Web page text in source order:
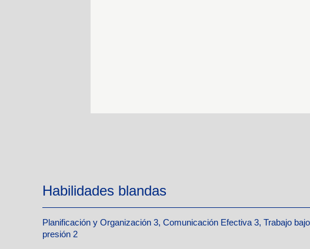
Habilidades blandas
Planificación y Organización 3, Comunicación Efectiva 3, Trabajo bajo
presión 2